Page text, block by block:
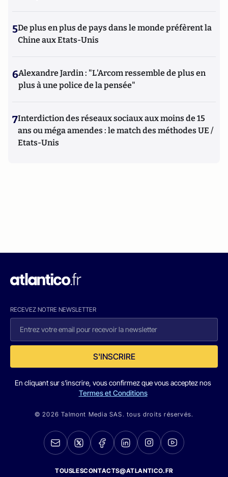
5De plus en plus de pays dans le monde préfèrent la
Chine aux Etats-Unis
6Alexandre Jardin : "L'Arcom ressemble de plus en
plus à une police de la pensée"
7Interdiction des réseaux sociaux aux moins de 15
ans ou méga amendes : le match des méthodes UE /
Etats-Unis
RECEVEZ NOTRE NEWSLETTER
S'INSCRIRE
En cliquant sur s'inscrire, vous confirmez que vous acceptez nos
Termes et Conditions
© 2026 Talmont Media SAS. tous droits réservés.
TOUSLESCONTACTS@ATLANTICO.FR